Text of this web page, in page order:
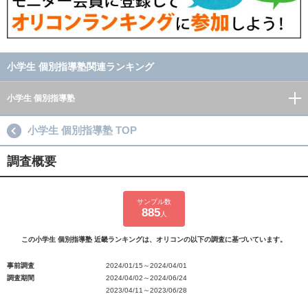
小学生 個別指導塾関連ランキング
小学生 個別指導塾
小学生 個別指導塾 TOP
調査概要
サンプル数
885人
この小学生 個別指導塾 近畿ランキングは、オリコンの以下の調査に基づいています。
事前調査
2024/01/15～2024/04/01
調査期間
2024/04/02～2024/06/24
2023/04/11～2023/06/28